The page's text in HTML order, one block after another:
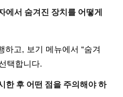
에서 숨겨진 장치를 어떻게
하고, 보기 메뉴에서 “숨겨
택합니다.
한 후 어떤 점을 주의해야 하